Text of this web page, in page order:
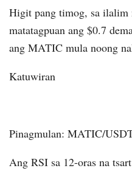
Higit pang timog, sa ilalim
matatagpuan ang $0.7
ang MATIC mula noong
Katuwiran
Pinagmulan: MATIC/
Ang RSI sa 12-oras na